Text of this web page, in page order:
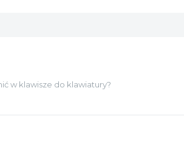
w klawisze do klawiatury?